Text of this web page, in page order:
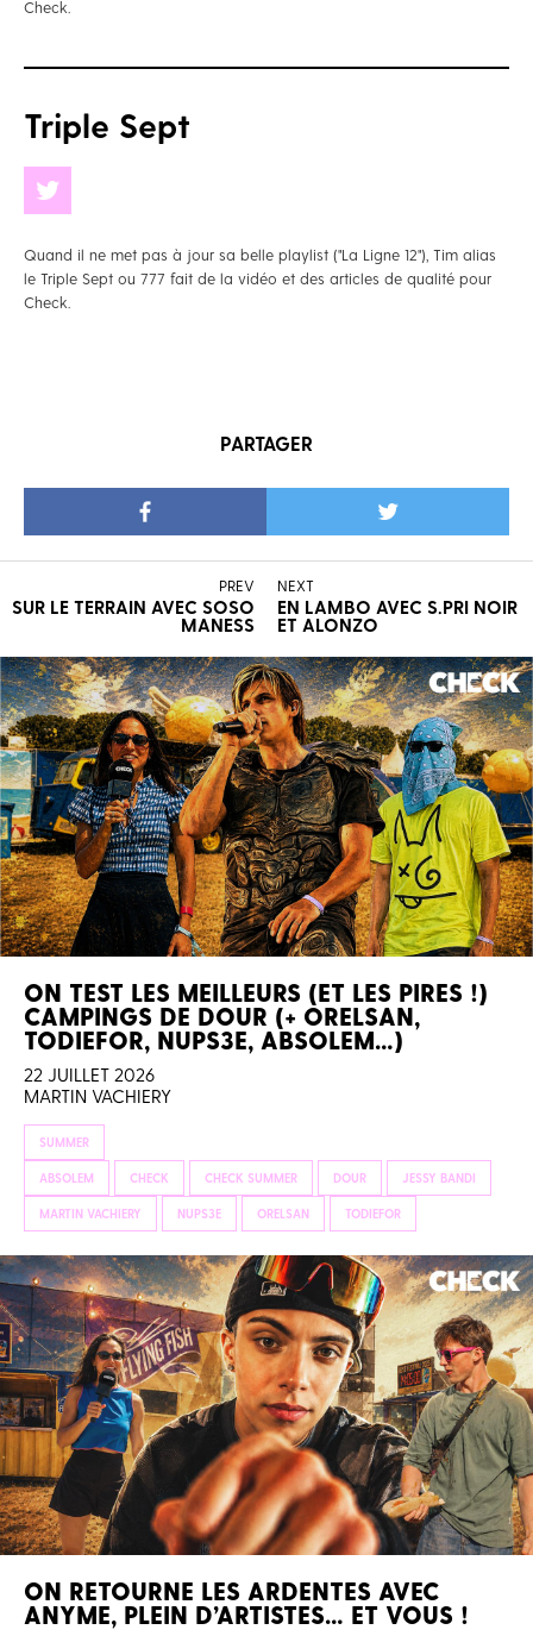
Check.
Triple Sept
Quand il ne met pas à jour sa belle playlist ("La Ligne 12"), Tim alias
le Triple Sept ou 777 fait de la vidéo et des articles de qualité pour
Check.
PARTAGER
PREV
SUR LE TERRAIN AVEC SOSO
MANESS
NEXT
EN LAMBO AVEC S.PRI NOIR
ET ALONZO
ON TEST LES MEILLEURS (ET LES PIRES !)
CAMPINGS DE DOUR (+ ORELSAN,
TODIEFOR, NUPS3E, ABSOLEM…)
22 JUILLET 2026
MARTIN VACHIERY
SUMMER
ABSOLEM CHECK CHECK SUMMER DOUR JESSY BANDI
MARTIN VACHIERY NUPS3E ORELSAN TODIEFOR
ON RETOURNE LES ARDENTES AVEC
ANYME, PLEIN D’ARTISTES… ET VOUS !